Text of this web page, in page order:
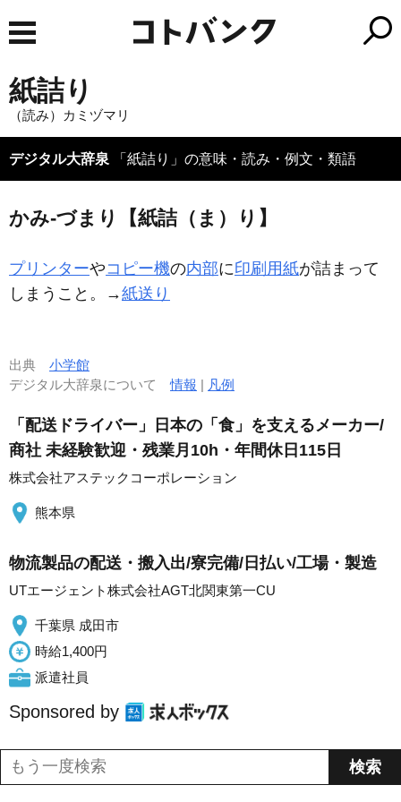
紙詰り
（読み）カミヅマリ
デジタル大辞泉 「紙詰り」の意味・読み・例文・類語
かみ‐づまり【紙詰（ま）り】
プリンターやコピー機の内部に印刷用紙が詰まって
しまうこと。→紙送り
出典 小学館
デジタル大辞泉について情報 | 凡例
「配送ドライバー」日本の「食」を支えるメーカー/
商社 未経験歓迎・残業月10h・年間休日115日
株式会社アステックコーポレーション
熊本県
物流製品の配送・搬入出/寮完備/日払い/工場・製造
UTエージェント株式会社AGT北関東第一CU
千葉県 成田市
時給1,400円
派遣社員
Sponsored by